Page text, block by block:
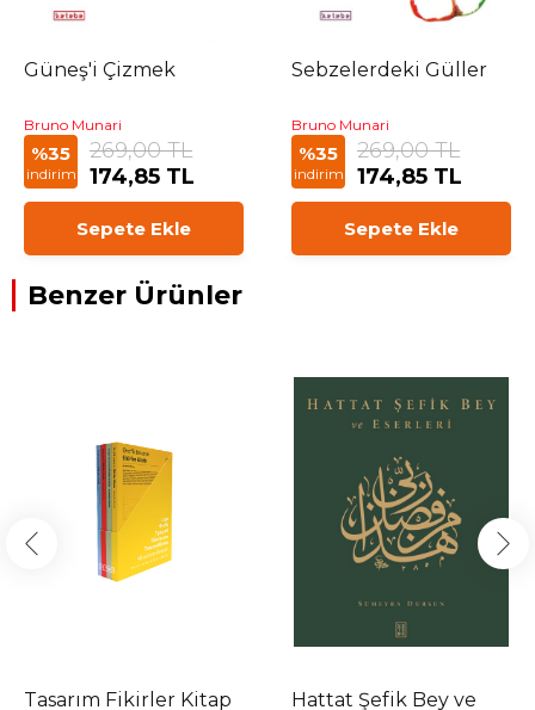
Güneş'i Çizmek
Bruno Munari
%35
indirim
269,00 TL
174,85 TL
Sepete Ekle
Sebzelerdeki Güller
Bruno Munari
%35
indirim
269,00 TL
174,85 TL
Sepete Ekle
Benzer Ürünler
Tasarım Fikirler Kitap
Hattat Şefik Bey ve